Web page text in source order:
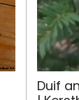
Duif